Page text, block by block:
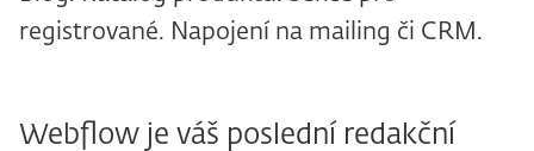
registrované. Napojení na mailing či CRM.
Webflow je váš poslední redakční